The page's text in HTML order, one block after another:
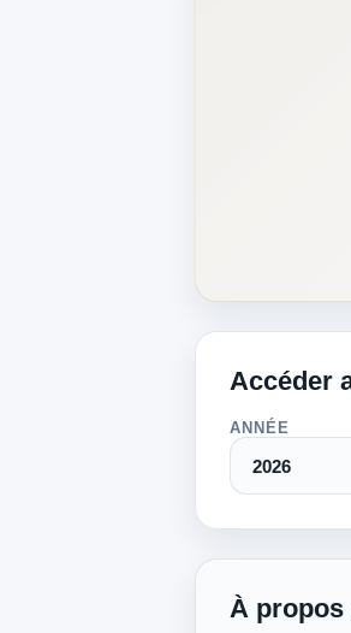
Accéder
ANNÉE
À propos